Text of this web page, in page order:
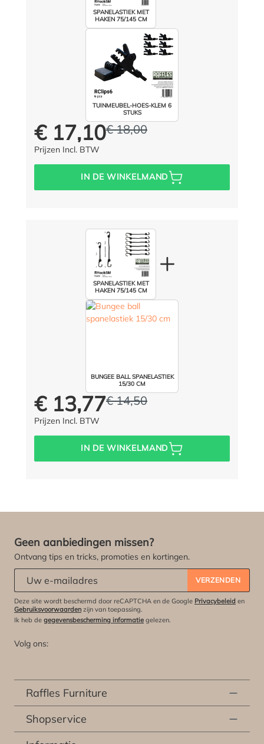
SPANELASTIEK MET
HAKEN 75/145 CM
TUINMEUBEL-HOES-KLEM 6
STUKS
In plaats van:
€ 18,00
Prijs voor iedereen:
€ 17,10
Prijzen Incl. BTW
IN DE WINKELMAND
SPANELASTIEK MET
HAKEN 75/145 CM
BUNGEE BALL SPANELASTIEK
15/30 CM
In plaats van:
€ 14,50
Prijs voor iedereen:
€ 13,77
Prijzen Incl. BTW
IN DE WINKELMAND
Geen aanbiedingen missen?
Ontvang tips en tricks, promoties en kortingen.
VERZENDEN
Deze site wordt beschermd door reCAPTCHA en de Google Privacybeleid en
Gebruiksvoorwaarden zijn van toepassing.
Ik heb de gegevensbescherming informatie gelezen.
Volg ons:
Raffles Furniture
Shopservice